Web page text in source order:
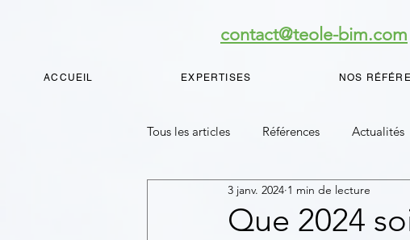
ACCUEIL EXPERTISES NOS
contact@teole-bim.com
Tous les articles Références Actualités
Que 2024
3 janv. 2024 1 min de lecture